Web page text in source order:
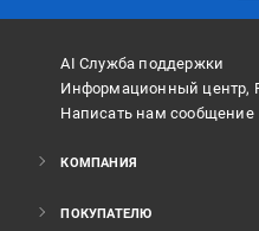
AI Служба поддержки
Информационный центр,
Написать нам сообщение
КОМПАНИЯ
ПОКУПАТЕЛЮ